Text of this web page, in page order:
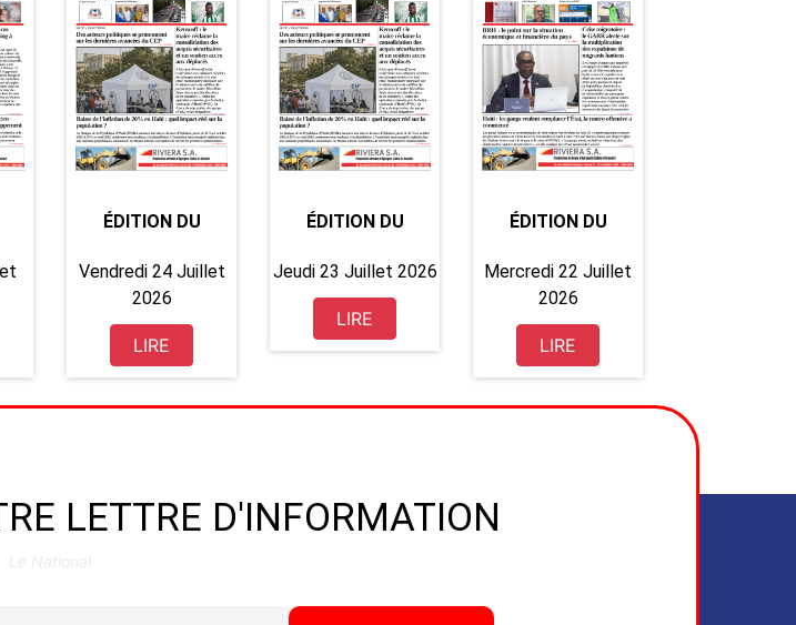
ÉDITION DU
Vendredi 24 Juillet
2026
LIRE
ÉDITION DU
Jeudi 23 Juillet 2026
LIRE
ÉDITION DU
Mercredi 22 Juillet
2026
LIRE
LETTRE D'INFORMATION